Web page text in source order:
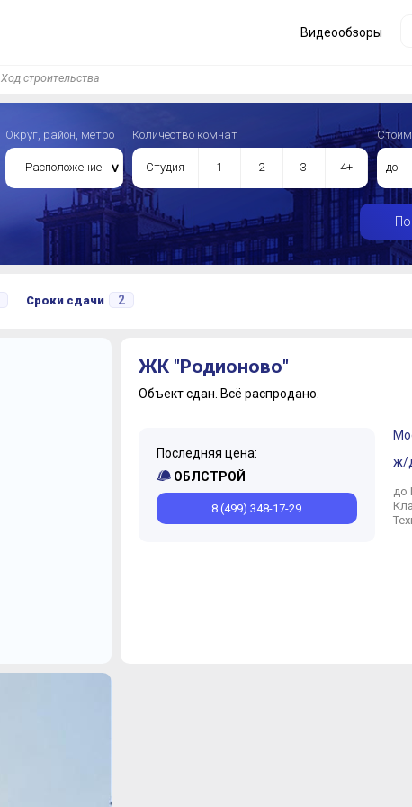
Видеообзоры
Ход строительства
Округ, район, метро
Расположение
Количество комнат
Студия 1 2 3 4+ до
Сроки сдачи 2
Май Апрель Март
ЖК "Родионово"
Объект сдан. Всё распродано.
Последняя цена:
ОБЛСТРОЙ
8 (499) 348-17-29
ж/
до